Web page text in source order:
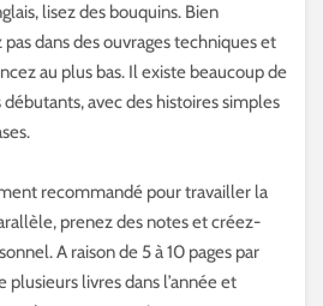
lisez des bouquins. Bien
dans des ouvrages techniques et
au plus bas. Il existe beaucoup de
avec des histoires simples
recommandé pour travailler la
prenez des notes et créez-
A raison de 5 à 10 pages par
plusieurs livres dans l’année et